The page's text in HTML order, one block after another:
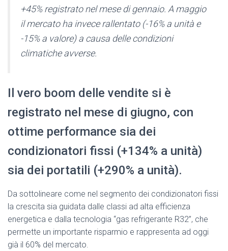
+45% registrato nel mese di gennaio. A maggio
il mercato ha invece rallentato (-16% a unità e
-15% a valore) a causa delle condizioni
climatiche avverse.
Il vero boom delle vendite si è
registrato nel mese di giugno, con
ottime performance sia dei
condizionatori fissi (+134% a unità)
sia dei portatili (+290% a unità).
Da sottolineare come nel segmento dei condizionatori fissi
la crescita sia guidata dalle classi ad alta efficienza
energetica e dalla tecnologia “gas refrigerante R32”, che
permette un importante risparmio e rappresenta ad oggi
già il 60% del mercato.